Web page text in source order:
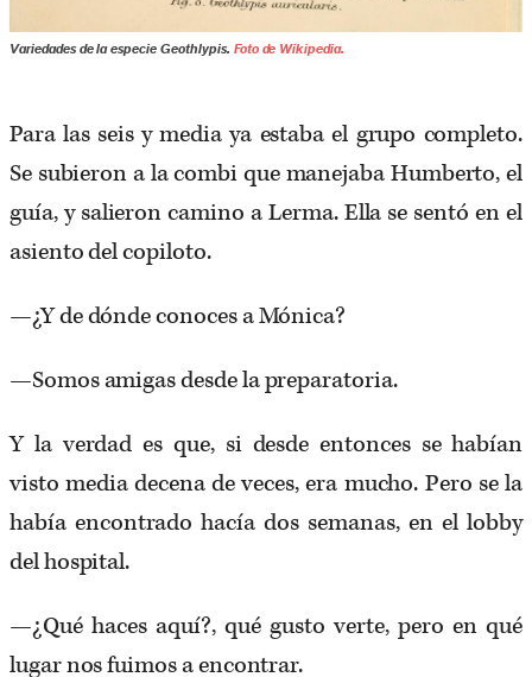
Variedades de la especieGeothlypis. Foto de Wikipedia.
Para las seis y media ya estaba el grupo completo.
Se subieron a la combi que manejaba Humberto, el
guía, y salieron camino a Lerma. Ella se sentó en el
asiento del copiloto.
—¿Y de dónde conoces a Mónica?
—Somos amigas desde la preparatoria.
Y la verdad es que, si desde entonces se habían
visto media decena de veces, era mucho. Pero se la
había encontrado hacía dos semanas, en el lobby
del hospital.
—¿Qué haces aquí?, qué gusto verte, pero en qué
lugar nos fuimos a encontrar.